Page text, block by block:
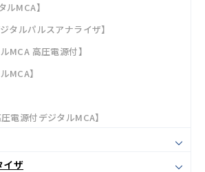
MCA】
ルパルスアナライザ】
MCA 高圧電源付】
MCA】
電源付デジタルMCA】
イザ